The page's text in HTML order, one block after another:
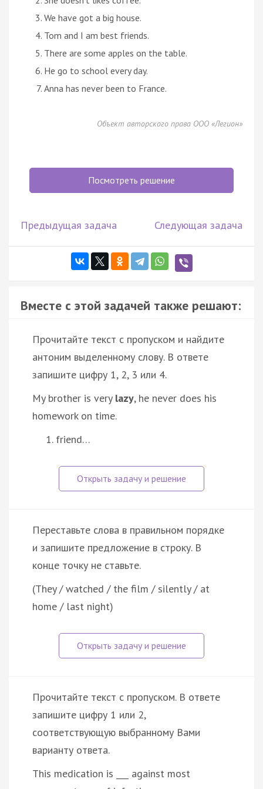
We have got a big house.
Tom and I am best friends.
There are some apples on the table.
He go to school every day.
Anna has never been to France.
Объект авторского права ООО «Легион»
Посмотреть решение
Предыдущая задача Следующая задача
Вместе с этой задачей также решают:
Прочитайте текст с пропуском и найдите
антоним выделенному слову. В ответе
запишите цифру 1, 2, 3 или 4.
My brother is very lazy, he never does his
homework on time.
friend…
Переставьте слова в правильном порядке
и запишите предложение в строку. В
конце точку не ставьте.
(They / watched / the film / silently / at
home / last night)
Прочитайте текст с пропуском. В ответе
запишите цифру 1 или 2,
соответствующую выбранному Вами
варианту ответа.
This medication is ___ against most